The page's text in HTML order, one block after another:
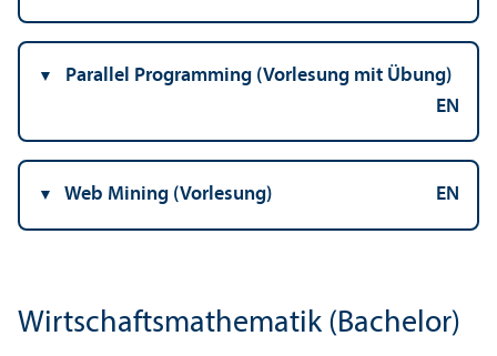
Parallel Programming (Vorlesung mit Übung)
EN
Web Mining (Vorlesung) EN
Wirtschafts­mathematik (Bachelor)